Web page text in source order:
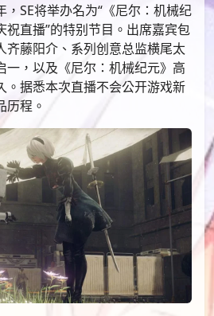
SE将举办名为“《尼尔：机械纪
祝直播”的特别节目。出席嘉宾包
齐藤阳介、系列创意总监横尾太
一，以及《尼尔：机械纪元》高
。据悉本次直播不会公开游戏新
历程。